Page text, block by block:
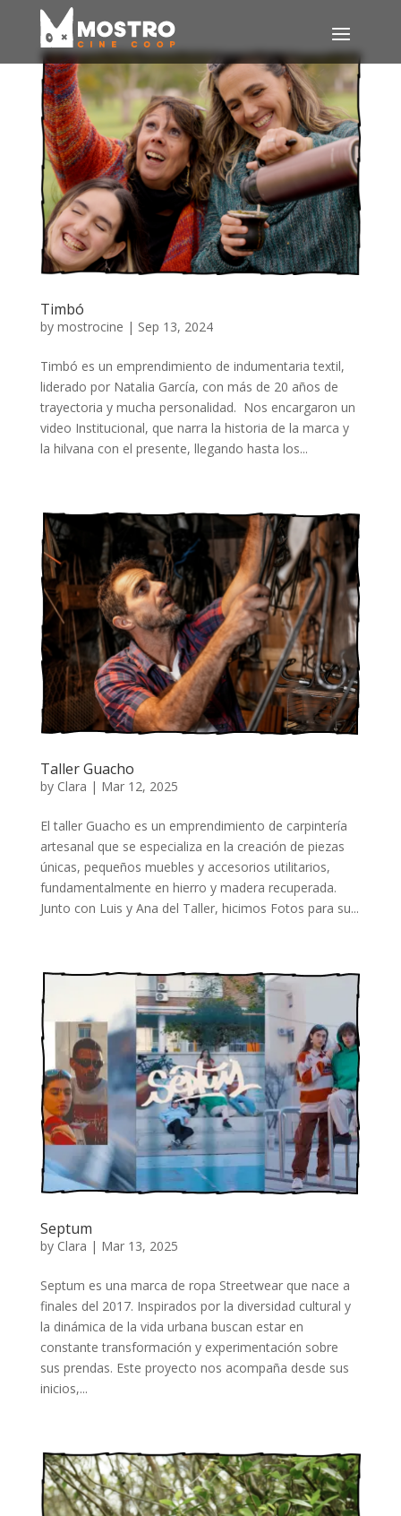
Timbó
by mostrocine | Sep 13, 2024
Timbó es un emprendimiento de indumentaria textil,
liderado por Natalia García, con más de 20 años de
trayectoria y mucha personalidad. Nos encargaron un
video Institucional, que narra la historia de la marca y
la hilvana con el presente, llegando hasta los...
Taller Guacho
by Clara | Mar 12, 2025
El taller Guacho es un emprendimiento de carpintería
artesanal que se especializa en la creación de piezas
únicas, pequeños muebles y accesorios utilitarios,
fundamentalmente en hierro y madera recuperada.
Junto con Luis y Ana del Taller, hicimos Fotos para su...
Septum
by Clara | Mar 13, 2025
Septum es una marca de ropa Streetwear que nace a
finales del 2017. Inspirados por la diversidad cultural y
la dinámica de la vida urbana buscan estar en
constante transformación y experimentación sobre
sus prendas. Este proyecto nos acompaña desde sus
inicios,...